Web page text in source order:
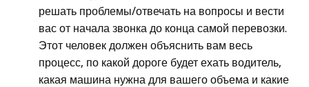
решать проблемы/отвечать на вопросы и вести
вас от начала звонка до конца самой перевозки.
Этот человек должен объяснить вам весь
процесс, по какой дороге будет ехать водитель,
какая машина нужна для вашего объема и какие